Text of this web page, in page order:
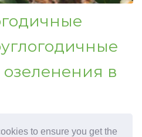
to ensure you get the
в